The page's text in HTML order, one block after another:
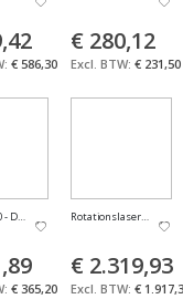
€ 586,30
€ 280,12
€ 231,50
- Digital Receiver w/Bracket
€ 365,20
Rotationslaser Rugby
€ 2.319,93
€